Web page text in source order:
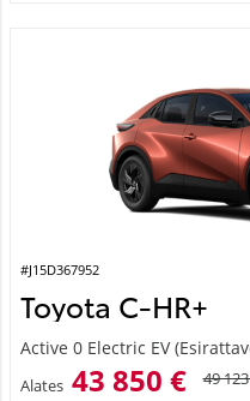
#J15D367952
Toyota C-HR+
Active 0 Electric EV
Alates 43 850 € 49